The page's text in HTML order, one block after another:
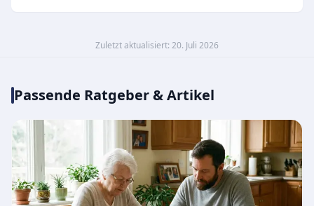
Zuletzt aktualisiert: 20. Juli 2026
Passende Ratgeber & Artikel